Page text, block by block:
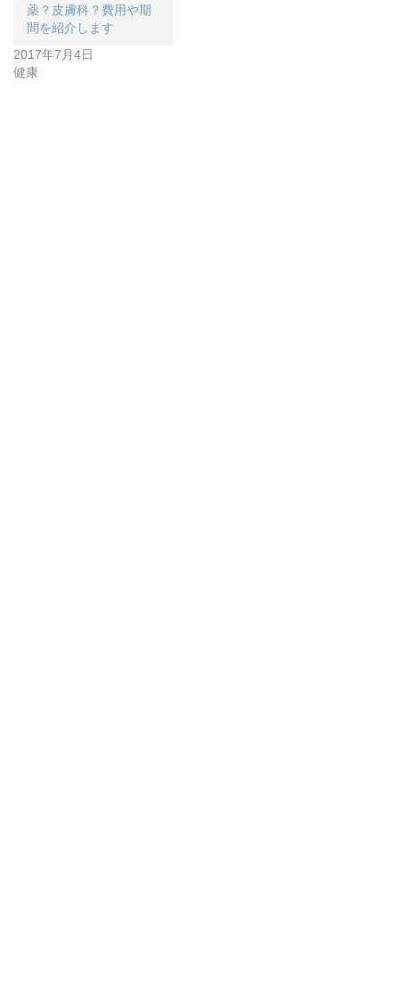
薬？皮膚科？費用や期
間を紹介します
2017年7月4日
健康